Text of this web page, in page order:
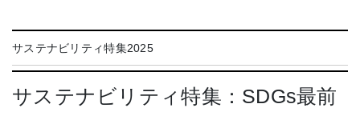
サステナビリティ特集2025
サステナビリティ特集：SDGs最前